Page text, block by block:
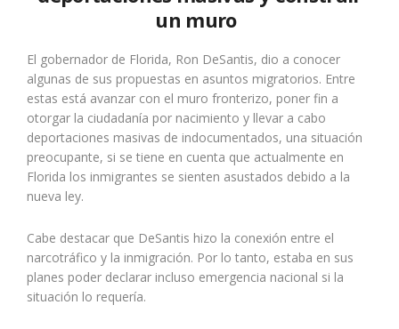
un muro
El gobernador de Florida, Ron DeSantis, dio a conocer
algunas de sus propuestas en asuntos migratorios. Entre
estas está avanzar con el muro fronterizo, poner fin a
otorgar la ciudadanía por nacimiento y llevar a cabo
deportaciones masivas de indocumentados, una situación
preocupante, si se tiene en cuenta que actualmente en
Florida los inmigrantes se sienten asustados debido a la
nueva ley.
Cabe destacar que DeSantis hizo la conexión entre el
narcotráfico y la inmigración. Por lo tanto, estaba en sus
planes poder declarar incluso emergencia nacional si la
situación lo requería.